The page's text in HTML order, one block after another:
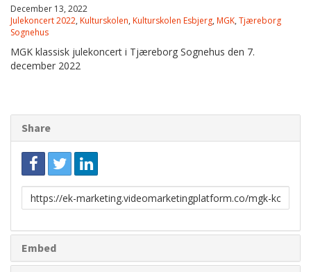
December 13, 2022
Julekoncert 2022, Kulturskolen, Kulturskolen Esbjerg, MGK, Tjæreborg
Sognehus
MGK klassisk julekoncert i Tjæreborg Sognehus den 7.
december 2022
Share
Link
to
Embed